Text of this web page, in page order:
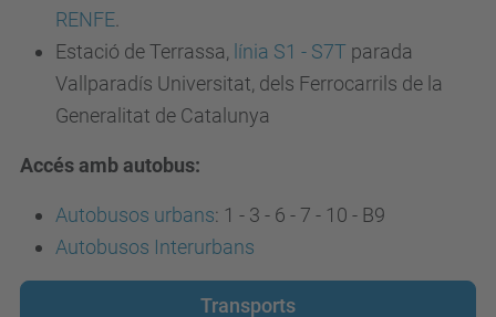
RENFE
Estació de Terrassa, línia S1 - S7T parada
Vallparadís Universitat, dels Ferrocarrils de la
Generalitat de Catalunya
Accés amb autobus:
Autobusos urbans: 1 - 3 - 6 - 7 - 10 - B9
Autobusos Interurbans
Transports